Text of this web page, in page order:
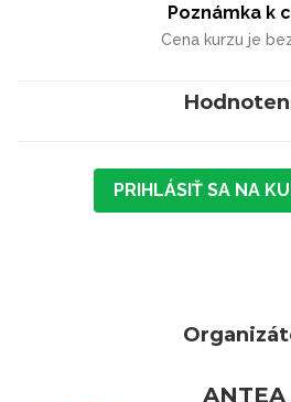
Poznámka k
Cena kurzu je
PRIHLÁSIŤ SA NA
ANTEA